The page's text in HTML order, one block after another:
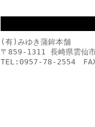
(有)みゆき蒲鉾本舗
〒859-1311 長崎県雲仙
TEL:0957-78-2554